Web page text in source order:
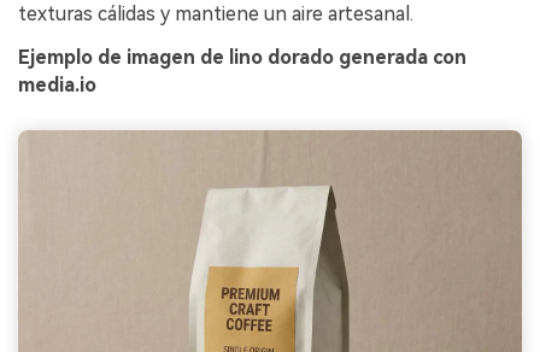
texturas cálidas y mantiene un aire artesanal.
Ejemplo de imagen de lino dorado generada con
media.io